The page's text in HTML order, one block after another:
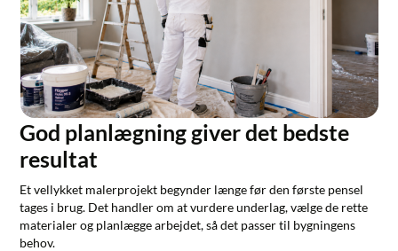
God planlægning giver det bedste
resultat
Et vellykket malerprojekt begynder længe før den første pensel
tages i brug. Det handler om at vurdere underlag, vælge de rette
materialer og planlægge arbejdet, så det passer til bygningens
behov.